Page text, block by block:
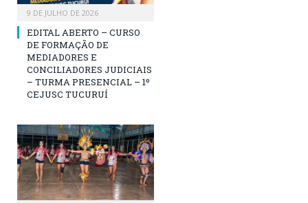
9 DE JULHO DE 2026
EDITAL ABERTO – CURSO
DE FORMAÇÃO DE
MEDIADORES E
CONCILIADORES JUDICIAIS
– TURMA PRESENCIAL – 1º
CEJUSC TUCURUÍ